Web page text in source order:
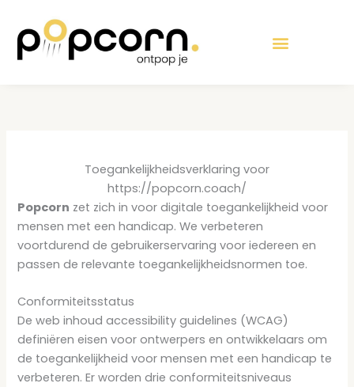
inhoud
naar
Toegankelijkheidsverklaring voor
https://popcorn.coach/
Popcorn zet zich in voor digitale toegankelijkheid voor
mensen met een handicap. We verbeteren
voortdurend de gebruikerservaring voor iedereen en
passen de relevante toegankelijkheidsnormen toe.
Conformiteitsstatus
De web inhoud accessibility guidelines (WCAG)
definiëren eisen voor ontwerpers en ontwikkelaars om
de toegankelijkheid voor mensen met een handicap te
verbeteren. Er worden drie conformiteitsniveaus